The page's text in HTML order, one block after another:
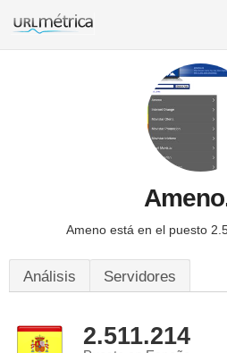
Ameno está en el puesto
Análisis Servidores
2.511.214